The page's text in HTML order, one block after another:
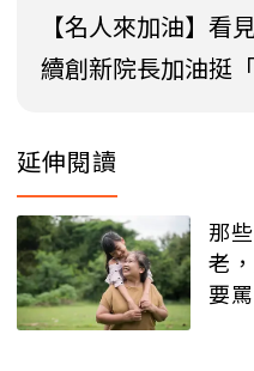
【名人來加油】看
續創新院長加油挺「
延伸閱讀
那
老
要